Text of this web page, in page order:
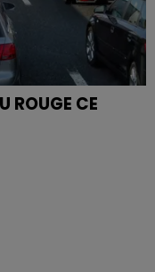
ROUGE CE